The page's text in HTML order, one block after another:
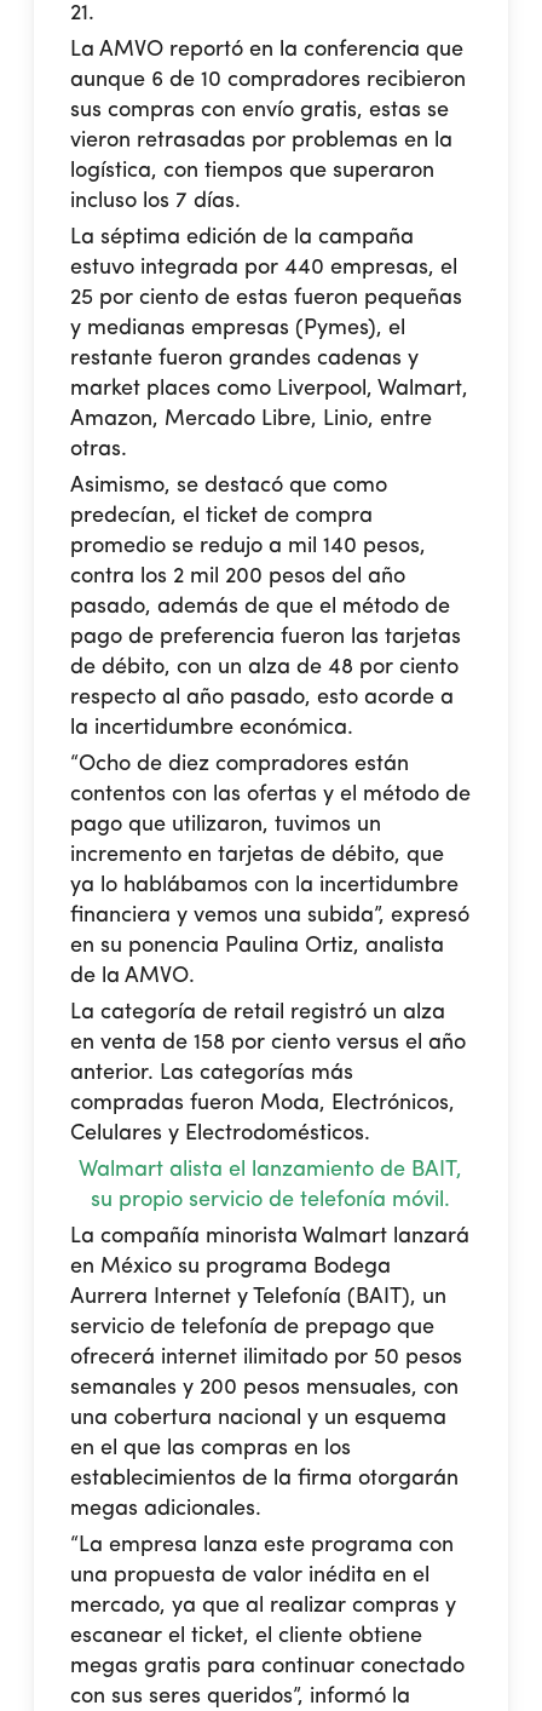
21.
La AMVO reportó en la conferencia que
aunque 6 de 10 compradores recibieron
sus compras con envío gratis, estas se
vieron retrasadas por problemas en la
logística, con tiempos que superaron
incluso los 7 días.
La séptima edición de la campaña
estuvo integrada por 440 empresas, el
25 por ciento de estas fueron pequeñas
y medianas empresas (Pymes), el
restante fueron grandes cadenas y
market places como Liverpool, Walmart,
Amazon, Mercado Libre, Linio, entre
otras.
Asimismo, se destacó que como
predecían, el ticket de compra
promedio se redujo a mil 140 pesos,
contra los 2 mil 200 pesos del año
pasado, además de que el método de
pago de preferencia fueron las tarjetas
de débito, con un alza de 48 por ciento
respecto al año pasado, esto acorde a
la incertidumbre económica.
“Ocho de diez compradores están
contentos con las ofertas y el método de
pago que utilizaron, tuvimos un
incremento en tarjetas de débito, que
ya lo hablábamos con la incertidumbre
financiera y vemos una subida”, expresó
en su ponencia Paulina Ortiz, analista
de la AMVO.
La categoría de retail registró un alza
en venta de 158 por ciento versus el año
anterior. Las categorías más
compradas fueron Moda, Electrónicos,
Celulares y Electrodomésticos.
Walmart alista el lanzamiento de BAIT,
su propio servicio de telefonía móvil.
La compañía minorista Walmart lanzará
en México su programa Bodega
Aurrera Internet y Telefonía (BAIT), un
servicio de telefonía de prepago que
ofrecerá internet ilimitado por 50 pesos
semanales y 200 pesos mensuales, con
una cobertura nacional y un esquema
en el que las compras en los
establecimientos de la firma otorgarán
megas adicionales.
“La empresa lanza este programa con
una propuesta de valor inédita en el
mercado, ya que al realizar compras y
escanear el ticket, el cliente obtiene
megas gratis para continuar conectado
con sus seres queridos”, informó la